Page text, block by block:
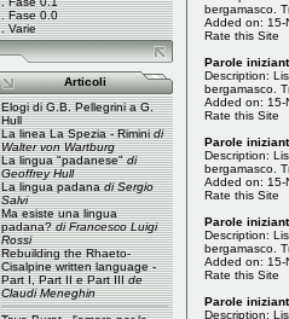
.Fase 0.0
.Varie
Articoli
Elogi di G.B. Pellegrini a G.
Hull
La linea La Spezia - Rimini di
Walter von Wartburg
La lingua "padanese" di
Geoffrey Hull
La lingua padana di Sergio
Salvi
Ma esiste una lingua
padana? di Francesco Luigi
Rossi
Rebuilding the Rhaeto-
Cisalpine written language -
Part I,Part IIePart III de
Claudi Meneghin
bergamasco.
Added on: 15-
Rate this Site
Parole
Description:
bergamasco.
Added on: 15-
Rate this Site
Parole
Description:
bergamasco.
Added on: 15-
Rate this Site
Parole
Description:
bergamasco.
Added on: 15-
Rate this Site
Parole
Description: